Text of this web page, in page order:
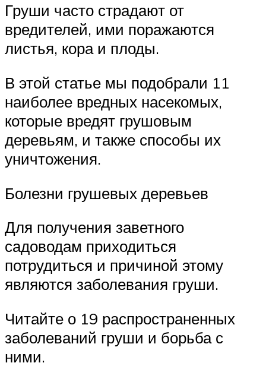
Груши часто страдают от
вредителей, ими поражаются
листья, кора и плоды.
В этой статье мы подобрали 11
наиболее вредных насекомых,
которые вредят грушовым
деревьям, и также способы их
уничтожения.
Болезни грушевых деревьев
Для получения заветного
садоводам приходиться
потрудиться и причиной этому
являются заболевания груши.
Читайте о 19 распространенных
заболеваний груши и борьба с
ними.